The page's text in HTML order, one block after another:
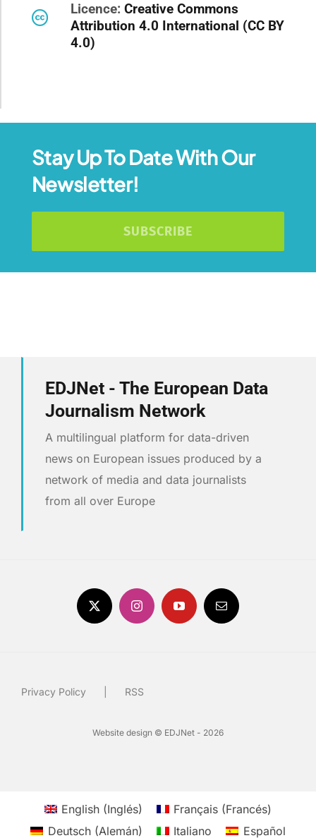
Licence: Creative Commons
Attribution 4.0 International (CC BY
4.0)
Stay Up To Date With Our
Newsletter!
SUBSCRIBE
EDJNet - The European Data
Journalism Network
A multilingual platform for data-driven
news on European issues produced by a
network of media and data journalists
from all over Europe
Privacy Policy RSS
Website design © EDJNet - 2026
English (Inglés) Français (Francés)
Deutsch(Alemán) Italiano Español